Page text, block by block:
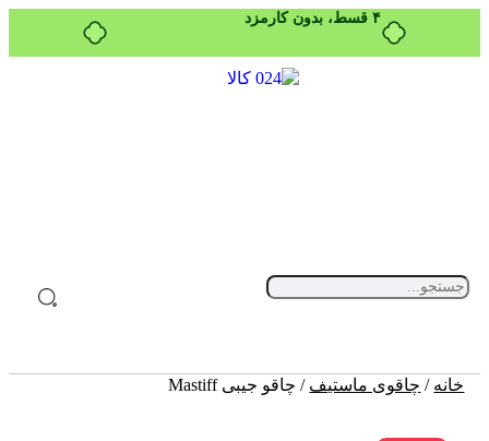
۴ قسط، بدون کارمزد
خانه / چاقوی ماستیف / چاقو جیبی Mastiff